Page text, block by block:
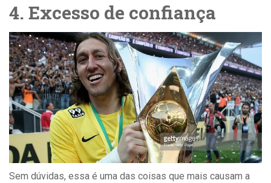
4. Excesso de confiança
Sem dúvidas, essa é uma das coisas que mais causam a